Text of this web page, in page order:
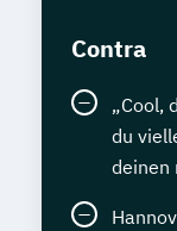
Contra
„Cool,
du
deinen